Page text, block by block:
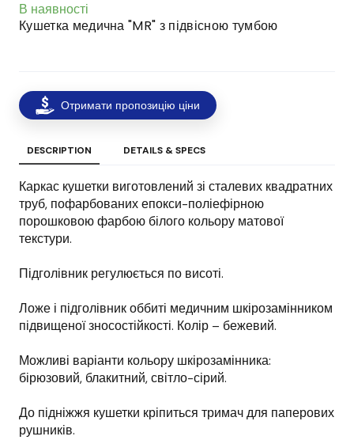
В наявності
Кушетка медична "MR" з підвісною тумбою
Отримати пропозицію ціни
DESCRIPTION DETAILS & SPECS
Каркас кушетки виготовлений зі сталевих квадратних
труб, пофарбованих епокси-поліефірною
порошковою фарбою білого кольору матової
текстури.
Підголівник регулюється по висоті.
Ложе і підголівник оббиті медичним шкірозамінником
підвищеної зносостійкості. Колір – бежевий.
Можливі варіанти кольору шкірозамінника:
бірюзовий, блакитний, світло-сірий.
До підніжжя кушетки кріпиться тримач для паперових
рушників.